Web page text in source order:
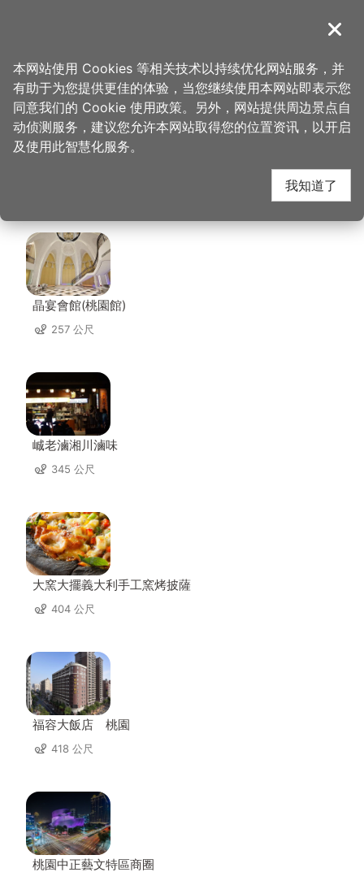
導覽
首页 > 想去的地方 > 美食、购物 > Vittaria Café 书带蕨
Vittaria Café 书带蕨
周边店家
晶宴會館(桃園館)
257 公尺
峸老滷湘川滷味
345 公尺
大窯大擺義大利手工窯烤披薩
404 公尺
福容大飯店 桃園
418 公尺
桃園中正藝文特區商圈
关闭
本网站使用 Cookies 等相关技术以持续优化网站服务，并
有助于为您提供更佳的体验，当您继续使用本网站即表示您
同意我们的 Cookie 使用政策。另外，网站提供周边景点自
动侦测服务，建议您允许本网站取得您的位置资讯，以开启
及使用此智慧化服务。
我知道了